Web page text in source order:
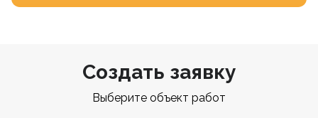
Создать заявку
Выберите объект работ